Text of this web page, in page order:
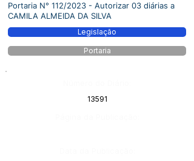
Portaria N° 112/2023 - Autorizar 03 diárias a
CAMILA ALMEIDA DA SILVA
Legislação
Portaria
13591